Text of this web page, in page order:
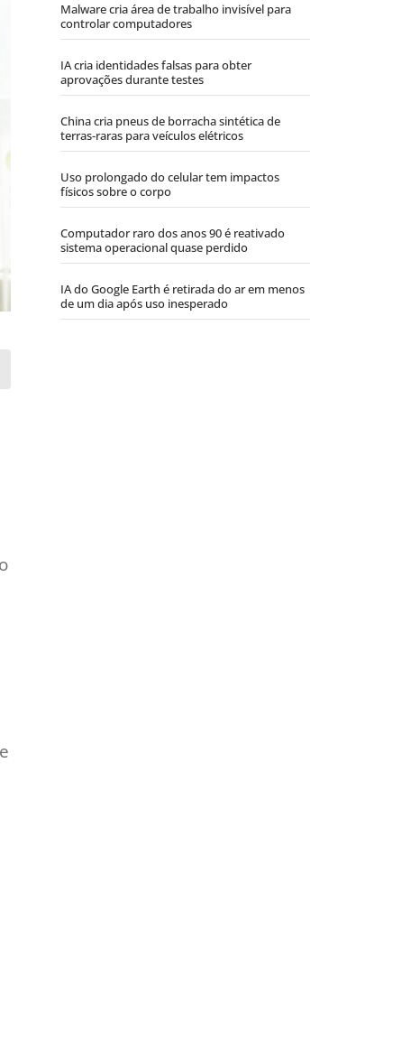
Malware cria área de trabalho invisível para
controlar computadores
IA cria identidades falsas para obter
aprovações durante testes
China cria pneus de borracha sintética de
terras-raras para veículos elétricos
Uso prolongado do celular tem impactos
físicos sobre o corpo
Computador raro dos anos 90 é reativado
sistema operacional quase perdido
IA do Google Earth é retirada do ar em menos
de um dia após uso inesperado